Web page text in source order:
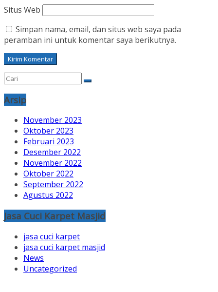
Situs Web
Simpan nama, email, dan situs web saya pada
peramban ini untuk komentar saya berikutnya.
Arsip
November 2023
Oktober 2023
Februari 2023
Desember 2022
November 2022
Oktober 2022
September 2022
Agustus 2022
Jasa Cuci Karpet Masjid
jasa cuci karpet
jasa cuci karpet masjid
News
Uncategorized